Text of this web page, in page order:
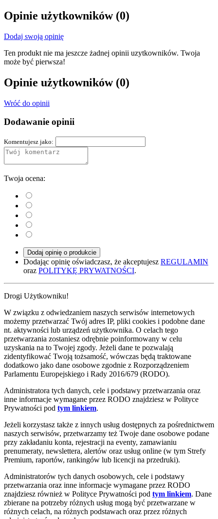
Opinie użytkowników (0)
Dodaj swoją opinię
Ten produkt nie ma jeszcze żadnej opinii uzytkowników. Twoja
może być pierwsza!
Opinie użytkowników (0)
Wróć do opinii
Dodawanie opinii
Komentujesz jako:
Twoja ocena:
Dodaj opinię o produkcie
Dodając opinię oświadczasz, że akceptujesz REGULAMIN
oraz POLITYKĘ PRYWATNOŚCI.
Drogi Użytkowniku!
W związku z odwiedzaniem naszych serwisów internetowych
możemy przetwarzać Twój adres IP, pliki cookies i podobne dane
nt. aktywności lub urządzeń użytkownika. O celach tego
przetwarzania zostaniesz odrębnie poinformowany w celu
uzyskania na to Twojej zgody. Jeżeli dane te pozwalają
zidentyfikować Twoją tożsamość, wówczas będą traktowane
dodatkowo jako dane osobowe zgodnie z Rozporządzeniem
Parlamentu Europejskiego i Rady 2016/679 (RODO).
Administratora tych danych, cele i podstawy przetwarzania oraz
inne informacje wymagane przez RODO znajdziesz w Polityce
Prywatności pod tym linkiem.
Jeżeli korzystasz także z innych usług dostępnych za pośrednictwem
naszych serwisów, przetwarzamy też Twoje dane osobowe podane
przy zakładaniu konta, rejestracji na eventy, zamawianiu
prenumeraty, newslettera, alertów oraz usług online (w tym Strefy
Premium, raportów, rankingów lub licencji na przedruki).
Administratorów tych danych osobowych, cele i podstawy
przetwarzania oraz inne informacje wymagane przez RODO
znajdziesz również w Polityce Prywatności pod tym linkiem. Dane
zbierane na potrzeby różnych usług mogą być przetwarzane w
różnych celach, na różnych podstawach oraz przez różnych